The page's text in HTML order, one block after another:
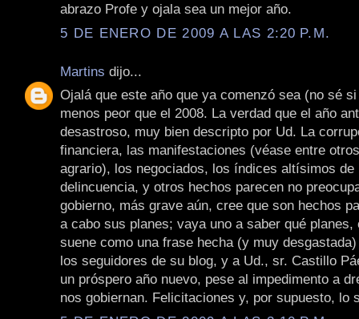
abrazo Profe y ojala sea un mejor año.
5 DE ENERO DE 2009 A LAS 2:20 P.M.
Martins dijo...
Ojalá que este año que ya comenzó sea (no sé
menos peor que el 2008. La verdad que el año
desastroso, muy bien descripto por Ud. La
financiera, las manifestaciones (véase entre
agrario), los negociados, los índices altísimos de
delincuencia, y otros hechos parecen no
gobierno, más grave aún, cree que son hechos
a cabo sus planes; vaya uno a saber qué planes,
suene como una frase hecha (y muy
los seguidores de su blog, y a Ud., sr. Castillo
un próspero año nuevo, pese al impedimento a
nos gobiernan. Felicitaciones y, por supuesto, lo